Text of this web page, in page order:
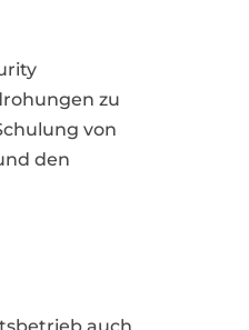
zu
von
den